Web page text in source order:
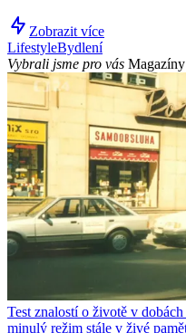
Zobrazit více
LifestyleBydlení
Vybrali jsme pro vás
Test znalostí o životě v
minulý režim stále v živé